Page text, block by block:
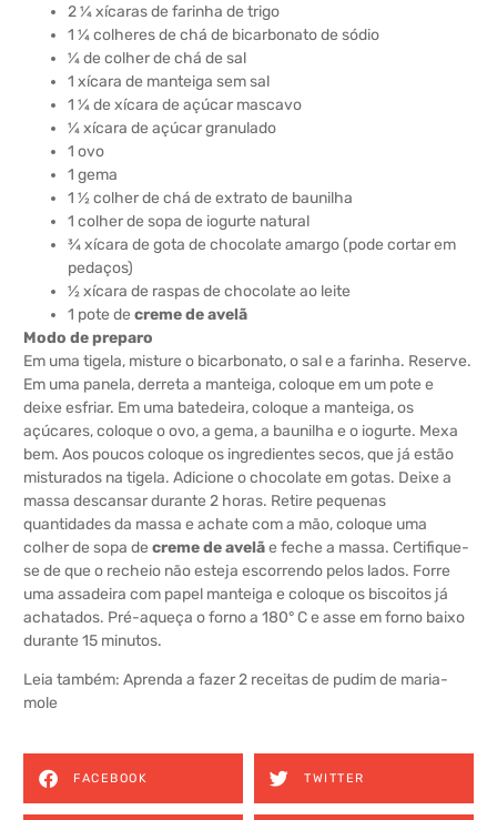
2 ¼ xícaras de farinha de trigo
1 ¼ colheres de chá de bicarbonato de sódio
¼ de colher de chá de sal
1 xícara de manteiga sem sal
1 ¼ de xícara de açúcar mascavo
¼ xícara de açúcar granulado
1 ovo
1 gema
1 ½ colher de chá de extrato de baunilha
1 colher de sopa de iogurte natural
¾ xícara de gota de chocolate amargo (pode cortar em
pedaços)
½ xícara de raspas de chocolate ao leite
1 pote de creme de avelã
Modo de preparo
Em uma tigela, misture o bicarbonato, o sal e a farinha. Reserve.
Em uma panela, derreta a manteiga, coloque em um pote e
deixe esfriar. Em uma batedeira, coloque a manteiga, os
açúcares, coloque o ovo, a gema, a baunilha e o iogurte. Mexa
bem. Aos poucos coloque os ingredientes secos, que já estão
misturados na tigela. Adicione o chocolate em gotas. Deixe a
massa descansar durante 2 horas. Retire pequenas
quantidades da massa e achate com a mão, coloque uma
colher de sopa de creme de avelãe feche a massa. Certifique-
se de que o recheio não esteja escorrendo pelos lados. Forre
uma assadeira com papel manteiga e coloque os biscoitos já
achatados. Pré-aqueça o forno a 180° C e asse em forno baixo
durante 15 minutos.
Leia também: Aprenda a fazer 2 receitas de pudim de maria-
mole
FACEBOOK TWITTER